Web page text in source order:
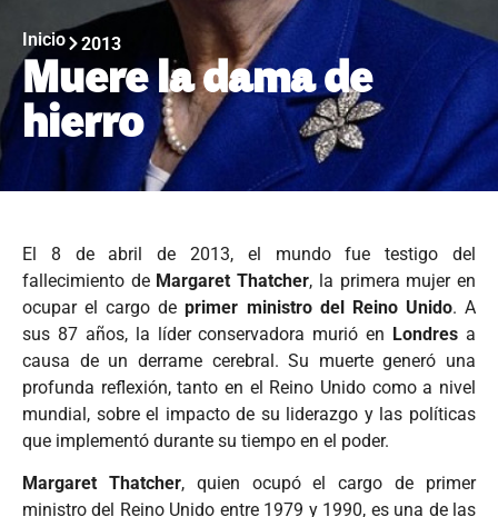
Inicio 2013
Muere la dama de
hierro
El 8 de abril de 2013, el mundo fue testigo del
fallecimiento de Margaret Thatcher, la primera mujer en
ocupar el cargo deprimer ministro del Reino Unido. A
sus 87 años, la líder conservadora murió en Londres a
causa de un derrame cerebral. Su muerte generó una
profunda reflexión, tanto en el Reino Unido como a nivel
mundial, sobre el impacto de su liderazgo y las políticas
que implementó durante su tiempo en el poder.
Margaret Thatcher, quien ocupó el cargo de primer
ministro del Reino Unido entre 1979 y 1990, es una de las